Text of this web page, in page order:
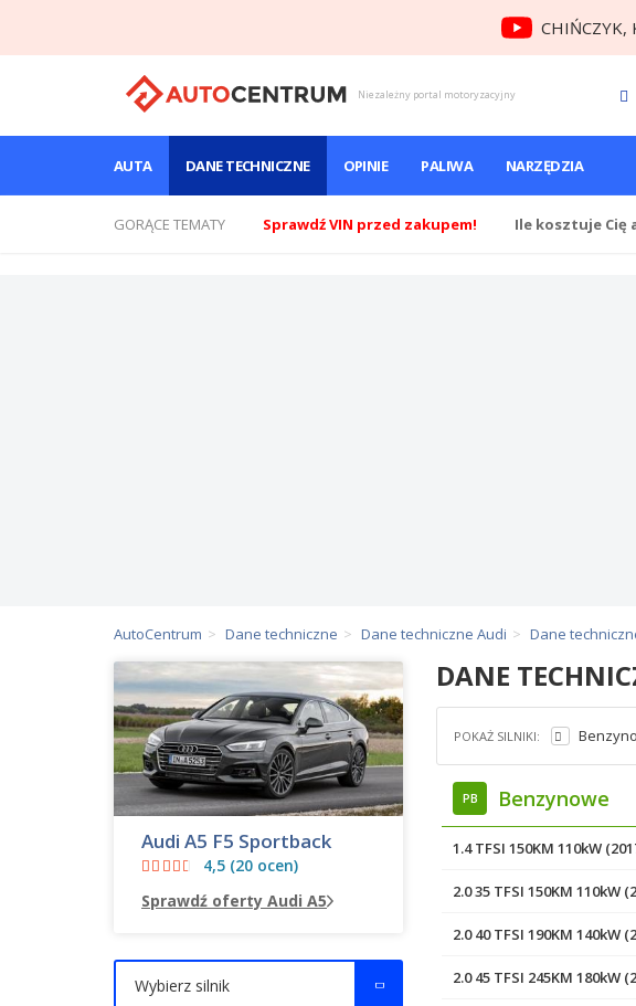
CHIŃCZYK,
Niezależny portal motoryzacyjny
AUTA DANE TECHNICZNE OPINIE PALIWA NARZĘDZIA
GORĄCE TEMATY Sprawdź VIN przed zakupem! Ile kosztuje Cię
AutoCentrum Dane techniczne Dane techniczne Audi Dane
DANE
POKAŻ SILNIKI:
PB Benzynowe
1.4 TFSI 150KM 110kW
2.0 35 TFSI 150KM 110kW
2.0 40 TFSI 190KM 140kW
2.0 45 TFSI 245KM 180kW
Audi A5 F5 Sportback
4,5 (20 ocen)
Sprawdź oferty Audi A5
Wybierz silnik